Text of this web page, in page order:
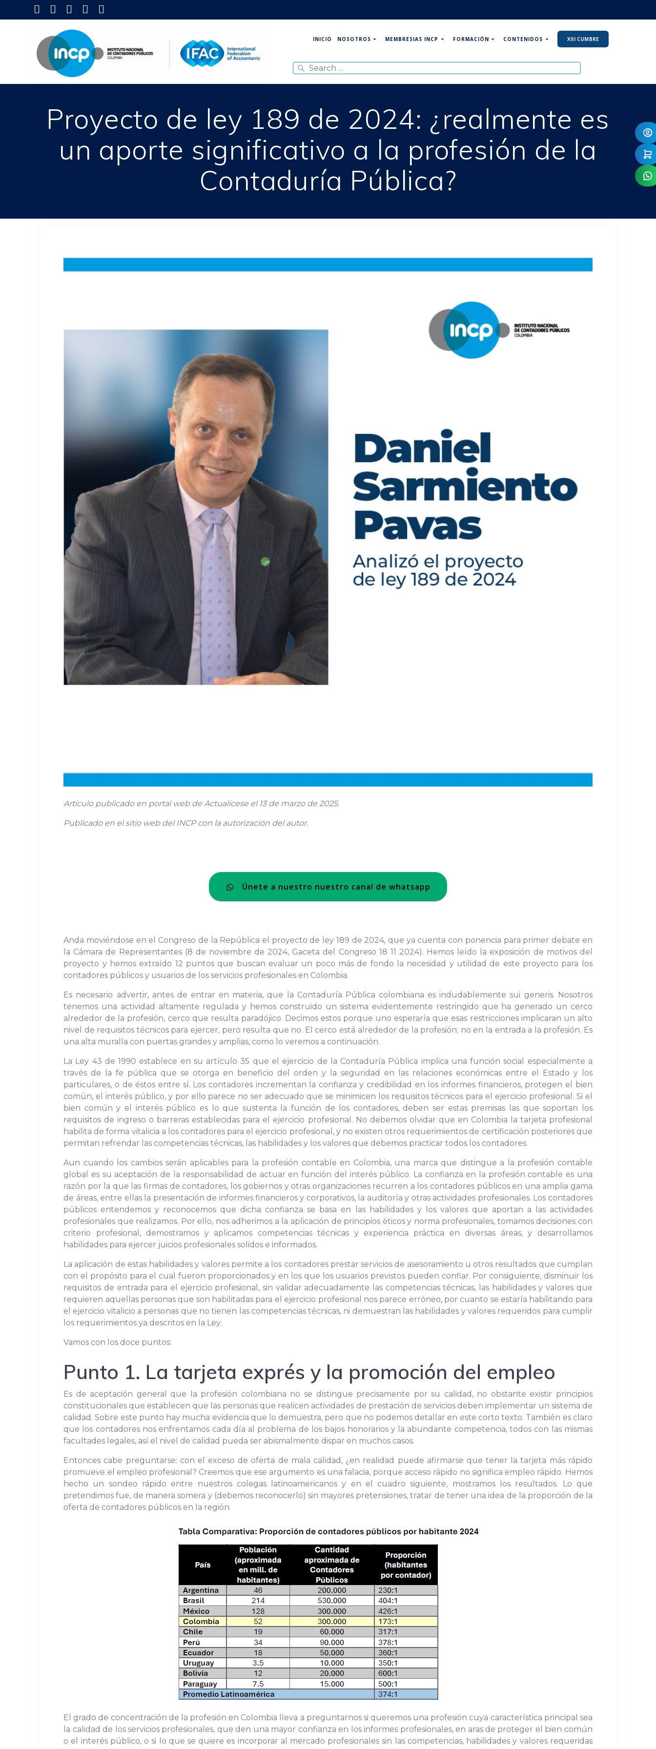
INICIO NOSOTROS MEMBRESIAS INCP FORMACIÓN CONTENIDOS XIII CUMBRE
for:
Proyecto de ley 189 de 2024: ¿realmente es
un aporte significativo a la profesión de la
Contaduría Pública?
Artículo publicado en portal web de Actualícese el 13 de marzo de 2025.
Publicado en el sitio web del INCP con la autorización del autor.
Únete a nuestro nuestro canal de whatsapp
Anda moviéndose en el Congreso de la República el proyecto de ley 189 de 2024, que ya cuenta con ponencia para primer debate en
la Cámara de Representantes (8 de noviembre de 2024, Gaceta del Congreso 18 11 2024). Hemos leído la exposición de motivos del
proyecto y hemos extraído 12 puntos que buscan evaluar un poco más de fondo la necesidad y utilidad de este proyecto para los
contadores públicos y usuarios de los servicios profesionales en Colombia.
Es necesario advertir, antes de entrar en materia, que la Contaduría Pública colombiana es indudablemente sui generis. Nosotros
tenemos una actividad altamente regulada y hemos construido un sistema evidentemente restringido que ha generado un cerco
alrededor de la profesión, cerco que resulta paradójico. Decimos estos porque uno esperaría que esas restricciones implicaran un alto
nivel de requisitos técnicos para ejercer, pero resulta que no. El cerco está alrededor de la profesión; no en la entrada a la profesión. Es
una alta muralla con puertas grandes y amplias, como lo veremos a continuación.
La Ley 43 de 1990 establece en su artículo 35 que el ejercicio de la Contaduría Pública implica una función social especialmente a
través de la fe pública que se otorga en beneficio del orden y la seguridad en las relaciones económicas entre el Estado y los
particulares, o de éstos entre sí. Los contadores incrementan la confianza y credibilidad en los informes financieros, protegen el bien
común, el interés público, y por ello parece no ser adecuado que se minimicen los requisitos técnicos para el ejercicio profesional. Si el
bien común y el interés público es lo que sustenta la función de los contadores, deben ser estas premisas las que soportan los
requisitos de ingreso o barreras establecidas para el ejercicio profesional. No debemos olvidar que en Colombia la tarjeta profesional
habilita de forma vitalicia a los contadores para el ejercicio profesional, y no existen otros requerimientos de certificación posteriores que
permitan refrendar las competencias técnicas, las habilidades y los valores que debemos practicar todos los contadores.
Aun cuando los cambios serán aplicables para la profesión contable en Colombia, una marca que distingue a la profesión contable
global es su aceptación de la responsabilidad de actuar en función del interés público. La confianza en la profesión contable es una
razón por la que las firmas de contadores, los gobiernos y otras organizaciones recurren a los contadores públicos en una amplia gama
de áreas, entre ellas la presentación de informes financieros y corporativos, la auditoría y otras actividades profesionales. Los contadores
públicos entendemos y reconocemos que dicha confianza se basa en las habilidades y los valores que aportan a las actividades
profesionales que realizamos. Por ello, nos adherimos a la aplicación de principios éticos y norma profesionales, tomamos decisiones con
criterio profesional, demostramos y aplicamos competencias técnicas y experiencia práctica en diversas áreas, y desarrollamos
habilidades para ejercer juicios profesionales solidos e informados.
La aplicación de estas habilidades y valores permite a los contadores prestar servicios de asesoramiento u otros resultados que cumplan
con el propósito para el cual fueron proporcionados y en los que los usuarios previstos pueden confiar. Por consiguiente, disminuir los
requisitos de entrada para el ejercicio profesional, sin validar adecuadamente las competencias técnicas, las habilidades y valores que
requieren aquellas personas que son habilitadas para el ejercicio profesional nos parece erróneo, por cuanto se estaría habilitando para
el ejercicio vitalicio a personas que no tienen las competencias técnicas, ni demuestran las habilidades y valores requeridos para cumplir
los requerimientos ya descritos en la Ley.
Vamos con los doce puntos:
Punto 1. La tarjeta exprés y la promoción del empleo
Es de aceptación general que la profesión colombiana no se distingue precisamente por su calidad, no obstante existir principios
constitucionales que establecen que las personas que realicen actividades de prestación de servicios deben implementar un sistema de
calidad. Sobre este punto hay mucha evidencia que lo demuestra, pero que no podemos detallar en este corto texto. También es claro
que los contadores nos enfrentamos cada día al problema de los bajos honorarios y la abundante competencia, todos con las mismas
facultades legales, así el nivel de calidad pueda ser abismalmente dispar en muchos casos.
Entonces cabe preguntarse: con el exceso de oferta de mala calidad, ¿en realidad puede afirmarse que tener la tarjeta más rápido
promueve el empleo profesional? Creemos que ese argumento es una falacia, porque acceso rápido no significa empleo rápido. Hemos
hecho un sondeo rápido entre nuestros colegas latinoamericanos y en el cuadro siguiente, mostramos los resultados. Lo que
pretendimos fue, de manera somera y (debemos reconocerlo) sin mayores pretensiones, tratar de tener una idea de la proporción de la
oferta de contadores públicos en la región.
El grado de concentración de la profesión en Colombia lleva a preguntarnos si queremos una profesión cuya característica principal sea
la calidad de los servicios profesionales, que den una mayor confianza en los informes profesionales, en aras de proteger el bien común
o el interés público, o si lo que se quiere es incorporar al mercado profesionales sin las competencias, habilidades y valores requeridas